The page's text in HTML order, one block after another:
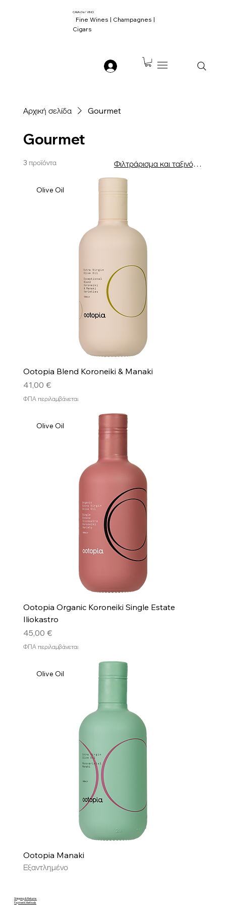
CAVADel VINO
Fine Wines | Champagnes |
Cigars
Αρχική σελίδα Gourmet
Gourmet
3 προϊόντα Φιλτράρισμα και ταξινόμηση
Olive Oil
Ootopia Blend Koroneiki & Manaki
Τιμή
41,00 €
ΦΠΑ περιλαμβάνεται
Olive Oil
Ootopia Organic Koroneiki Single Estate
Iliokastro
Τιμή
45,00 €
ΦΠΑ περιλαμβάνεται
Olive Oil
Ootopia Manaki
Εξαντλημένο
Shipping & Returns
Payment Methods